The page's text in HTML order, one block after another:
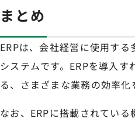
まとめ
ERPは、会社経営に使用す
システムです。ERPを導入
る、さまざまな業務の効率化
なお、ERPに搭載されてい